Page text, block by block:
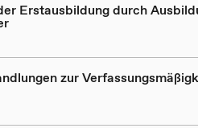
Erstausbildung durch
zur